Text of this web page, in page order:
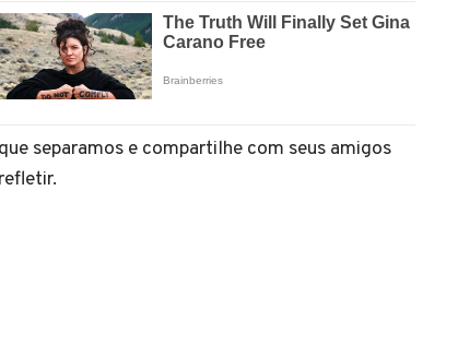
separamos e compartilhe com seus amigos